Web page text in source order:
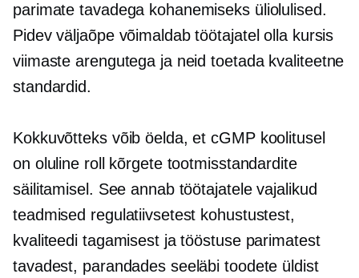
parimate tavadega kohanemiseks üliolulised.
Pidev väljaõpe võimaldab töötajatel olla kursis
viimaste arengutega ja neid toetada kvaliteetne
standardid.
Kokkuvõtteks võib öelda, et cGMP koolitusel
on oluline roll kõrgete tootmisstandardite
säilitamisel. See annab töötajatele vajalikud
teadmised regulatiivsetest kohustustest,
kvaliteedi tagamisest ja tööstuse parimatest
tavadest, parandades seeläbi toodete üldist